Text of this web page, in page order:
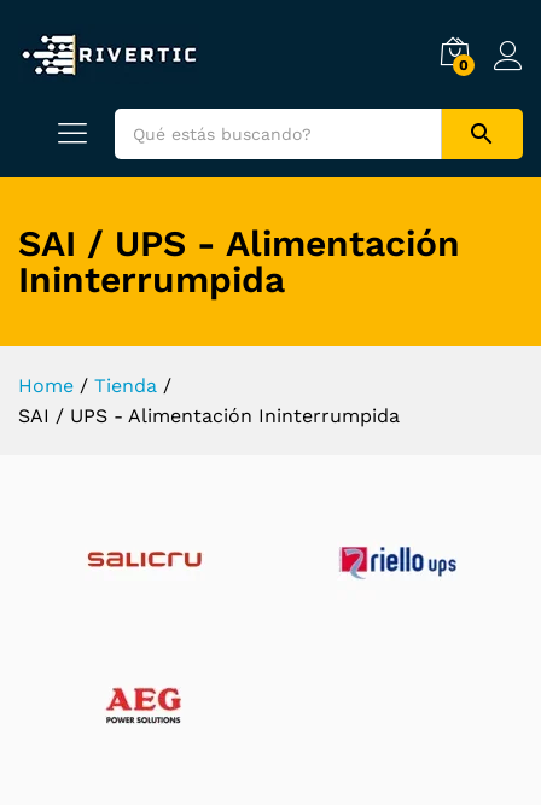
0
SAI / UPS - Alimentación
Ininterrumpida
Home / Tienda /
SAI / UPS - Alimentación Ininterrumpida